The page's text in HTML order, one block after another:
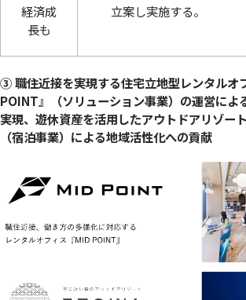
経済成
長も
立案し実施する。
③ 職住近接を実現する住宅立地型レンタルオ
POINT』（ソリューション事業）の運営によ
実現、遊休資産を活用したアウトドアリゾー
（宿泊事業）による地域活性化への貢献